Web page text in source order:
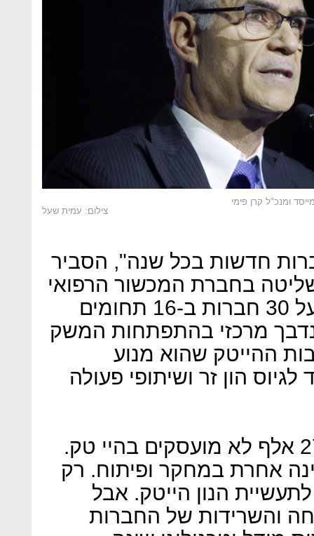
ומנכ"ל קרן פימי
צילום: עמית שעל
רוכשים שליטה ב-4 חברות חדשות בכל שנה", הסביר
בחברת המכשור הרפואי
של טבע. אנחנו שולטים כיום על 30 חברות ב-16 תחומים
מרכזי בהתפתחות המשק
ההייטק שהוא מנוע
הון זר ושיתופי פעולה
"מתוך 360 אלף מועסקים, 270 אלף לא מועסקים בהיי טק.
אחרת במחקר ופיתוח. רק
לתעשיית הנון הייטק. אבל
והשרידות של החברות